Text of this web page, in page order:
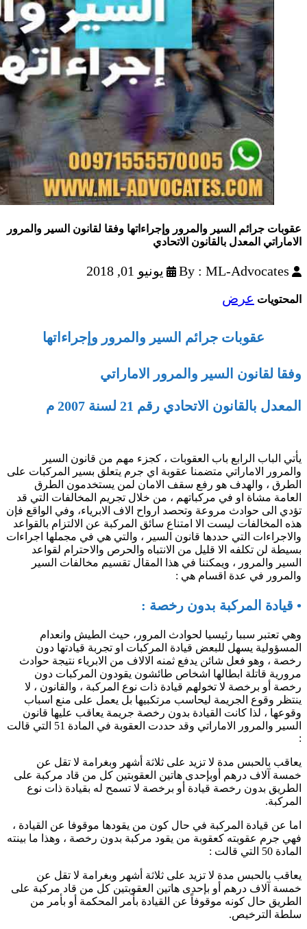
عقوبات جرائم السير والمرور وإجراءاتها وفقا لقانون السير والمرور
الاماراتي المعدل بالقانون الاتحادي
By : ML-Advocates يونيو 01, 2018
المحتويات عرض
عقوبات جرائم السير والمرور وإجراءاتها
وفقا لقانون السير والمرور الاماراتي
المعدل بالقانون الاتحادي رقم 21 لسنة 2007 م
يأتي الباب الرابع باب العقوبات ، كجزء مهم من قانون السير
والمرور الاماراتي متضمنا عقوبة اي جرم يتعلق بسير المركبات على
الطرق ، والهدف هو رفع سقف الامان لمن يستخدمون الطرق
العامة مشاة او في مركباتهم ، من خلال تجريم المخالفات التي قد
تؤدي الى حوادث مروعة وتحصد ارواح الاف الابرياء، وفي الواقع فإن
هذه المخالفات ليست الا امتناع سائق المركبة عن الالتزام بالقواعد
والاجراءات التي حددها قانون السير ، والتي هي في مجملها اجراءات
بسيطة لن تكلفه الا قليل من الانتباه والحرص والاحترام لقواعد
السير والمرور ، ويمكننا في هذا المقال تقسيم مخالفات السير
والمرور في عدة اقسام هي :
• قيادة المركبة بدون رخصة :
وهي تعتبر سببا رئيسيا لحوادث المرور، حيث الطيش وانعدام
المسؤولية يسهل للبعض قيادة المركبات او تجربة قيادتها دون
رخصة ، وهو فعل شائن يدفع ثمنه الالاف من الابرياء نتيجة حوادث
مرورية قاتلة ابطالها اشخاص طائشون يقودون المركبات دون
رخصة أو برخصة لا تخولهم قيادة ذات نوع المركبة ، والقانون ، لا
ينتظر وقوع الجريمة ليحاسب مرتكبيها بل يعمل على منع اسباب
وقوعها ، لذا كانت القيادة بدون رخصة جريمة يعاقب عليها قانون
السير والمرور الاماراتي وقد حددت العقوبة في المادة 51 التي قالت
:
يعاقب بالحبس مدة لا تزيد على ثلاثة أشهر وبغرامة لا تقل عن
خمسة آلاف درهم أوبإحدى هاتين العقوبتين كل من قاد مركبة على
الطريق بدون رخصة قيادة أو برخصة لا تسمح له بقيادة ذات نوع
المركبة.
اما عن قيادة المركبة في حال كون من يقودها موقوفا عن القيادة ،
فهي جرم عقوبته كعقوبة من يقود مركبة بدون رخصة ، وهذا ما بينته
المادة 50 التي قالت :
يعاقب بالحبس مدة لا تزيد على ثلاثة أشهر وبغرامة لا تقل عن
خمسة آلاف درهم أو بإحدى هاتين العقوبتين كل من قاد مركبة على
الطريق حال كونه موقوفاً عن القيادة بأمر المحكمة أو بأمر من
سلطة الترخيص.